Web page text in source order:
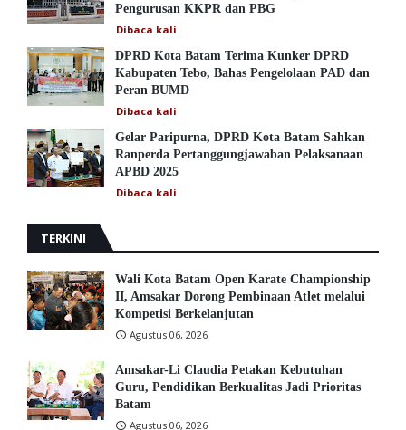
Pengurusan KKPR dan PBG
Dibaca kali
DPRD Kota Batam Terima Kunker DPRD
Kabupaten Tebo, Bahas Pengelolaan PAD dan
Peran BUMD
Dibaca kali
Gelar Paripurna, DPRD Kota Batam Sahkan
Ranperda Pertanggungjawaban Pelaksanaan
APBD 2025
Dibaca kali
TERKINI
Wali Kota Batam Open Karate Championship
II, Amsakar Dorong Pembinaan Atlet melalui
Kompetisi Berkelanjutan
Agustus 06, 2026
Amsakar-Li Claudia Petakan Kebutuhan
Guru, Pendidikan Berkualitas Jadi Prioritas
Batam
Agustus 06, 2026